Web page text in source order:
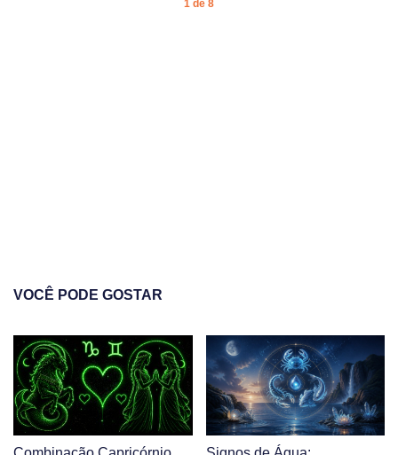
1 de 8
VOCÊ PODE GOSTAR